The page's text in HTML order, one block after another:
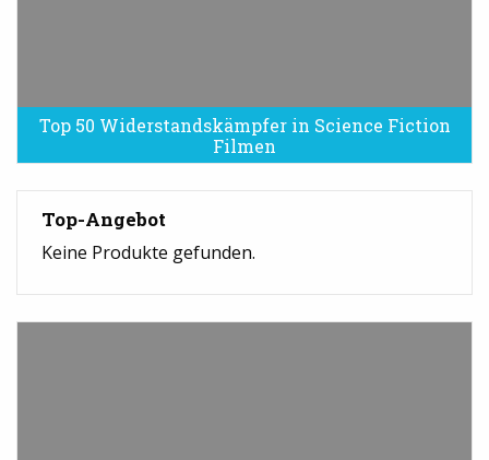
Top 50 Widerstandskämpfer in Science Fiction
Filmen
Top-Angebot
Keine Produkte gefunden.